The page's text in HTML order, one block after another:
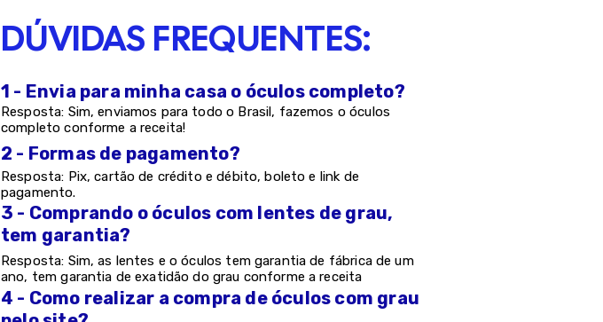
DÚVIDAS FREQUENTES:
1 - Envia para minha casa o óculos completo?
Resposta: Sim, enviamos para todo o Brasil, fazemos o óculos
completo conforme a receita!
2 - Formas de pagamento?
Resposta: Pix, cartão de crédito e débito, boleto e link de
pagamento.
3 - Comprando o óculos com lentes de grau,
tem garantia?
Resposta: Sim, as lentes e o óculos tem garantia de fábrica de um
ano, tem garantia de exatidão do grau conforme a receita
4 - Como realizar a compra de óculos com grau